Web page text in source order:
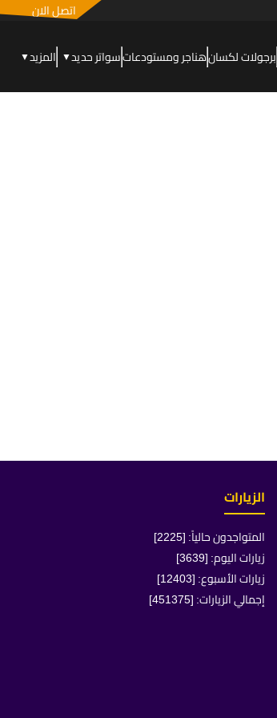
اتصل الان
برجولات لكسانهناجر ومستودعاتسواتر حديد▼ المزيد▼
الزيارات
المتواجدون حالياً: [2225]
زيارات اليوم: [3639]
زيارات الأسبوع: [12403]
إجمالي الزيارات: [451375]